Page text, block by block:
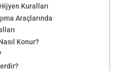
Kuralları
Araçlarında
Konur?